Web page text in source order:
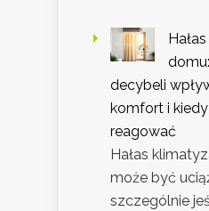
decybeli
komfort i
reagować
Hałas
może być
szczególnie